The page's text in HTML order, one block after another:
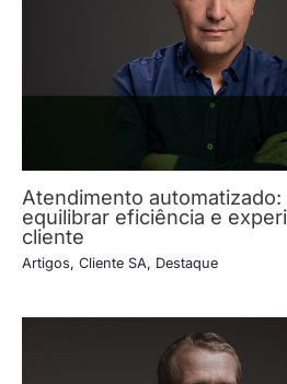
Atendimento automatizado:
equilibrar eficiência e
cliente
Artigos, Cliente SA, Destaque